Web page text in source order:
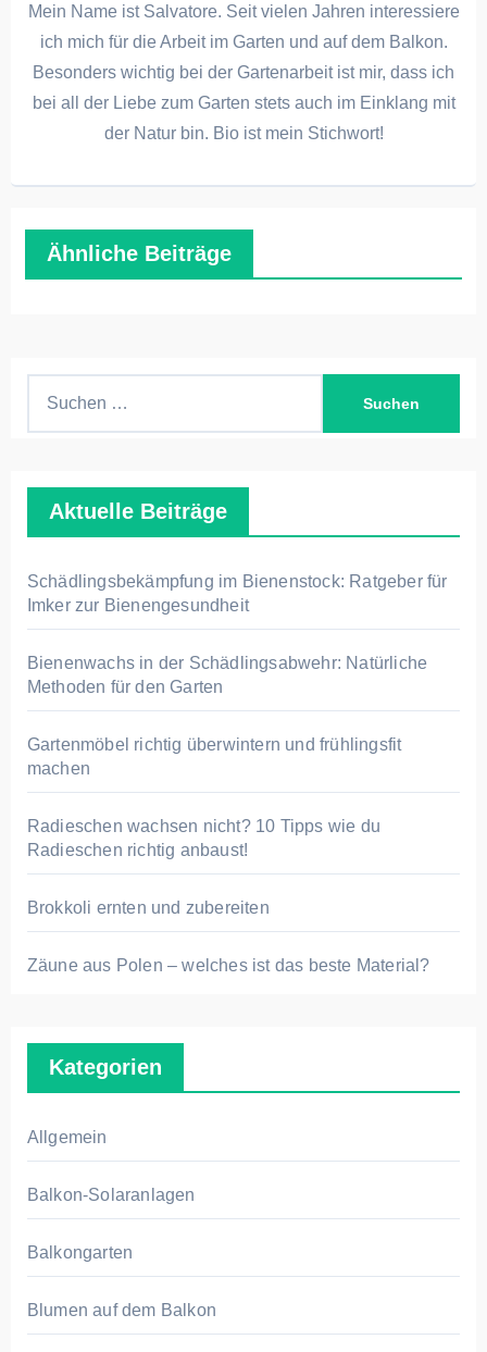
Mein Name ist Salvatore. Seit vielen Jahren interessiere
ich mich für die Arbeit im Garten und auf dem Balkon.
Besonders wichtig bei der Gartenarbeit ist mir, dass ich
bei all der Liebe zum Garten stets auch im Einklang mit
der Natur bin. Bio ist mein Stichwort!
Ähnliche Beiträge
n
n
a
c
h
:
Aktuelle Beiträge
Schädlingsbekämpfung im Bienenstock: Ratgeber für
Imker zur Bienengesundheit
Bienenwachs in der Schädlingsabwehr: Natürliche
Methoden für den Garten
Gartenmöbel richtig überwintern und frühlingsfit
machen
Radieschen wachsen nicht? 10 Tipps wie du
Radieschen richtig anbaust!
Brokkoli ernten und zubereiten
Zäune aus Polen – welches ist das beste Material?
Kategorien
Allgemein
Balkon-Solaranlagen
Balkongarten
Blumen auf dem Balkon